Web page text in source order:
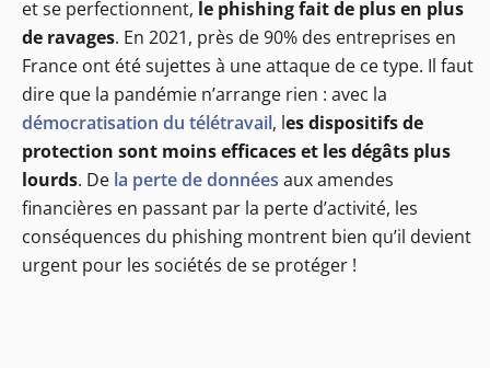
et se perfectionnent, le phishing fait de plus en plus
de ravages. En 2021, près de 90% des entreprises en
France ont été sujettes à une attaque de ce type. Il faut
dire que la pandémie n’arrange rien : avec la
démocratisation du télétravail, les dispositifs de
protection sont moins efficaces et les dégâts plus
lourds. De la perte de données aux amendes
financières en passant par la perte d’activité, les
conséquences du phishing montrent bien qu’il devient
urgent pour les sociétés de se protéger !